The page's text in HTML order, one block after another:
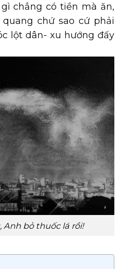
chẳng có tiền mà ăn,
chứ sao cứ phải
lột dân- xu hướng đấy
Anh bỏ thuốc lá rồi!